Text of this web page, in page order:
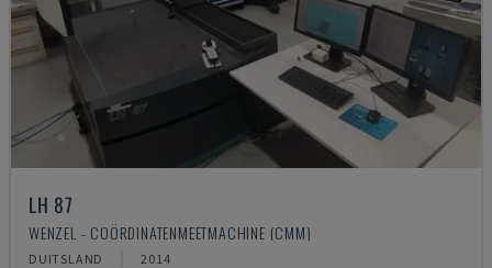
LH 87
WENZEL - COÖRDINATENMEETMACHINE (CMM)
DUITSLAND 2014